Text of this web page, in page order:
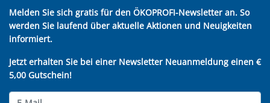
Melden Sie sich gratis für den ÖKOPROFI-Newsletter an. So
werden Sie laufend über aktuelle Aktionen und Neuigkeiten
informiert.
Jetzt erhalten Sie bei einer Newsletter Neuanmeldung einen €
5,00 Gutschein!